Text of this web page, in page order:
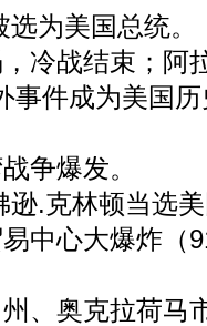
为美国总统。
冷战结束；阿
事件成为美国
争爆发。
逊.克林顿当选
中心大爆炸（
、奥克拉荷马